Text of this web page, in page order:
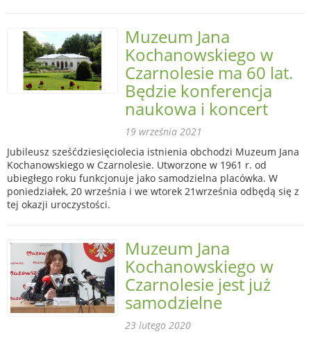
Muzeum Jana
Kochanowskiego w
Czarnolesie ma 60 lat.
Będzie konferencja
naukowa i koncert
19 września 2021
Jubileusz sześćdziesięciolecia istnienia obchodzi Muzeum Jana
Kochanowskiego w Czarnolesie. Utworzone w 1961 r. od
ubiegłego roku funkcjonuje jako samodzielna placówka. W
poniedziałek, 20 września i we wtorek 21września odbędą się z
tej okazji uroczystości.
Muzeum Jana
Kochanowskiego w
Czarnolesie jest już
samodzielne
23 lutego 2020